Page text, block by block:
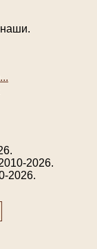
2026.
2026.